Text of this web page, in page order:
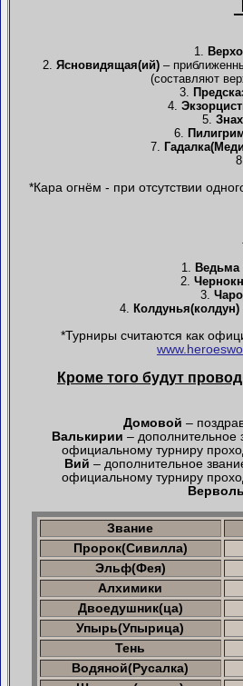
1.
2.Ясновидящая(ий) –
(составляют
3.
4.
5.
6.
7.
*Кара огнём - при отсутствии
1. Ведьма
2.
3.
4. Колдунья(колдун)
*Турниры считаются как
Кроме того будут
Домовой –
Валькирии –
официальному турниру
Вий – дополнительное
официальному турниру
Звание
Пророк(Сивилла)
Эльф(Фея)
Алхимики
Двоедушник(ца)
Упырь(Упырица)
Тень
Водяной(Русалка)